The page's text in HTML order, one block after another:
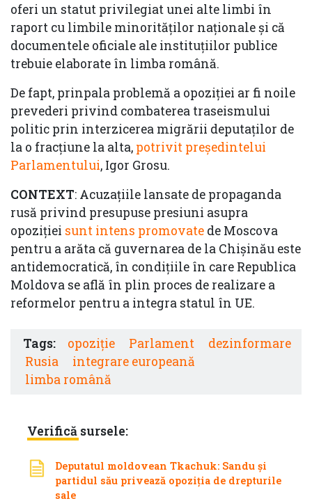
oferi un statut privilegiat unei alte limbi în
raport cu limbile minorităților naționale și că
documentele oficiale ale instituțiilor publice
trebuie elaborate în limba română.
De fapt, prinpala problemă a opoziției ar fi noile
prevederi privind combaterea traseismului
politic prin interzicerea migrării deputaților de
la o fracțiune la alta, potrivit președintelui
Parlamentului, Igor Grosu.
CONTEXT: Acuzațiile lansate de propaganda
rusă privind presupuse presiuni asupra
opoziției sunt intens promovate de Moscova
pentru a arăta că guvernarea de la Chișinău este
antidemocratică, în condițiile în care Republica
Moldova se află în plin proces de realizare a
reformelor pentru a integra statul în UE.
Tags: opoziție Parlament
dezinformare
Rusia
integrare europeană
limba română
Verifică sursele:
Deputatul moldovean Tkachuk: Sandu și
partidul său privează opoziția de drepturile
sale